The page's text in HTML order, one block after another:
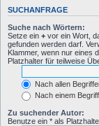
SUCHANFRAGE
Suche nach Wörtern:
Setze ein + vor ein Wort,
gefunden werden darf.
Klammer, wenn nur eines
Platzhalter für teilweise
Nach allen
Nach einem
Zu suchender Autor:
Benutze ein * als